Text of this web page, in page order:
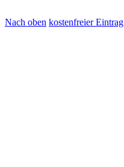
Nach oben kostenfreier Eintrag